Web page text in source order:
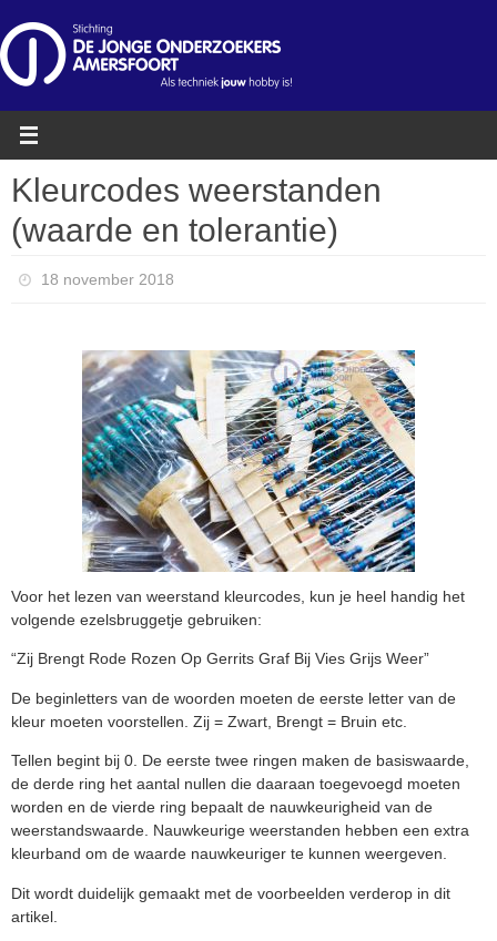
naar
de
inhoud
Kleurcodes weerstanden
(waarde en tolerantie)
18 november 2018
Voor het lezen van weerstand kleurcodes, kun je heel handig het
volgende ezelsbruggetje gebruiken:
“Zij Brengt Rode Rozen Op Gerrits Graf Bij Vies Grijs Weer”
De beginletters van de woorden moeten de eerste letter van de
kleur moeten voorstellen. Zij = Zwart, Brengt = Bruin etc.
Tellen begint bij 0. De eerste twee ringen maken de basiswaarde,
de derde ring het aantal nullen die daaraan toegevoegd moeten
worden en de vierde ring bepaalt de nauwkeurigheid van de
weerstandswaarde. Nauwkeurige weerstanden hebben een extra
kleurband om de waarde nauwkeuriger te kunnen weergeven.
Dit wordt duidelijk gemaakt met de voorbeelden verderop in dit
artikel.